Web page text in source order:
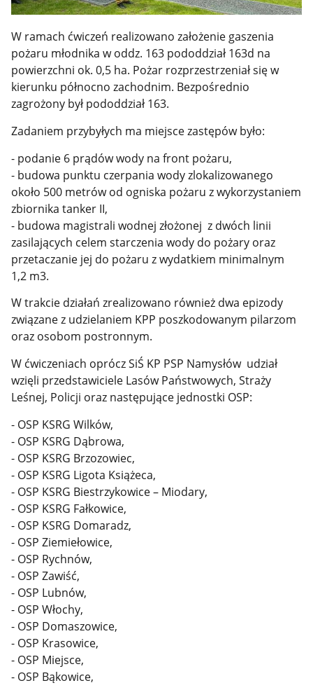
W ramach ćwiczeń realizowano założenie gaszenia
pożaru młodnika w oddz. 163 pododdział 163d na
powierzchni ok. 0,5 ha. Pożar rozprzestrzeniał się w
kierunku północno zachodnim. Bezpośrednio
zagrożony był pododdział 163.
Zadaniem przybyłych ma miejsce zastępów było:
- podanie 6 prądów wody na front pożaru,
- budowa punktu czerpania wody zlokalizowanego
około 500 metrów od ogniska pożaru z wykorzystaniem
zbiornika tanker II,
- budowa magistrali wodnej złożonej z dwóch linii
zasilających celem starczenia wody do pożary oraz
przetaczanie jej do pożaru z wydatkiem minimalnym
1,2 m3.
W trakcie działań zrealizowano również dwa epizody
związane z udzielaniem KPP poszkodowanym pilarzom
oraz osobom postronnym.
W ćwiczeniach oprócz SiŚ KP PSP Namysłów udział
wzięli przedstawiciele Lasów Państwowych, Straży
Leśnej, Policji oraz następujące jednostki OSP:
- OSP KSRG Wilków,
- OSP KSRG Dąbrowa,
- OSP KSRG Brzozowiec,
- OSP KSRG Ligota Książeca,
- OSP KSRG Biestrzykowice – Miodary,
- OSP KSRG Fałkowice,
- OSP KSRG Domaradz,
- OSP Ziemiełowice,
- OSP Rychnów,
- OSP Zawiść,
- OSP Lubnów,
- OSP Włochy,
- OSP Domaszowice,
- OSP Krasowice,
- OSP Miejsce,
- OSP Bąkowice,